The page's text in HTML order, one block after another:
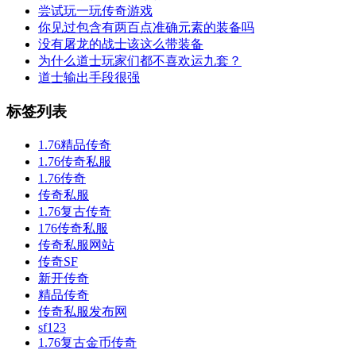
尝试玩一玩传奇游戏
你见过包含有两百点准确元素的装备吗
没有屠龙的战士该这么带装备
为什么道士玩家们都不喜欢运九套？
道士输出手段很强
标签列表
1.76精品传奇
1.76传奇私服
1.76传奇
传奇私服
1.76复古传奇
176传奇私服
传奇私服网站
传奇SF
新开传奇
精品传奇
传奇私服发布网
sf123
1.76复古金币传奇